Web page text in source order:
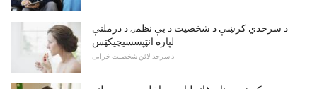
د سرحدي کرښې د شخصیت د بې نظمۍ د درملنې
لپاره انټپسسیچیکټس
د سرحد لائن شخصیت خرابی